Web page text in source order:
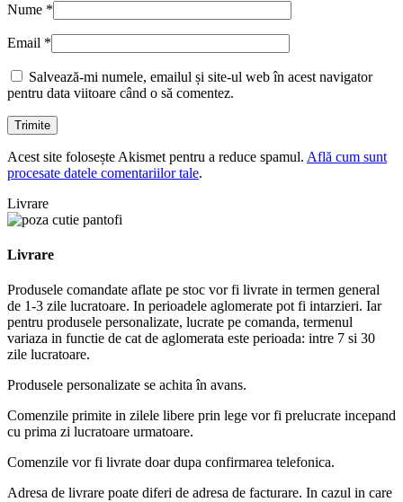
Nume *
Email *
Salvează-mi numele, emailul și site-ul web în acest navigator
pentru data viitoare când o să comentez.
Acest site folosește Akismet pentru a reduce spamul. Află cum sunt
procesate datele comentariilor tale.
Livrare
Livrare
Produsele comandate aflate pe stoc vor fi livrate in termen general
de 1-3 zile lucratoare. In perioadele aglomerate pot fi intarzieri. Iar
pentru produsele personalizate, lucrate pe comanda, termenul
variaza in functie de cat de aglomerata este perioada: intre 7 si 30
zile lucratoare.
Produsele personalizate se achita în avans.
Comenzile primite in zilele libere prin lege vor fi prelucrate incepand
cu prima zi lucratoare urmatoare.
Comenzile vor fi livrate doar dupa confirmarea telefonica.
Adresa de livrare poate diferi de adresa de facturare. In cazul in care